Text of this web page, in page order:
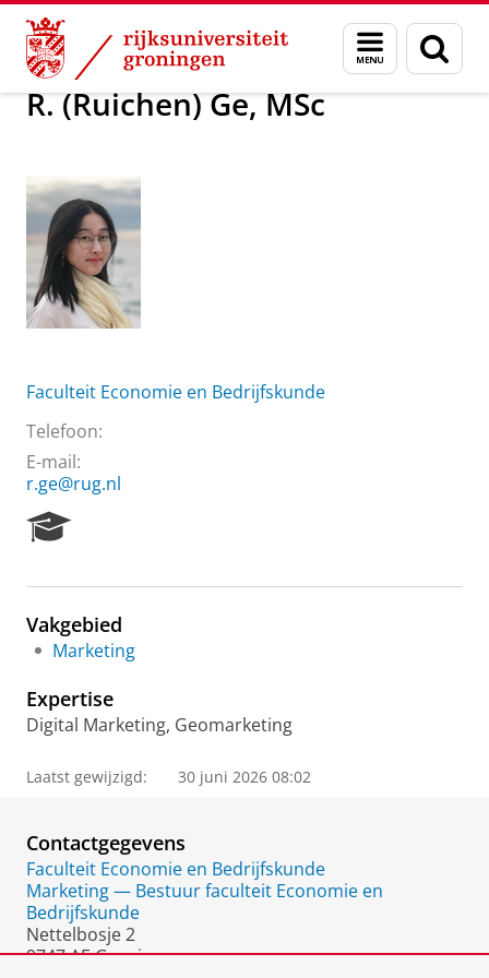
Skip
Content
Skip
Navigation
Menu
en
zoeken
Over ons R. (Ruichen) Ge, MSc
R. (Ruichen) Ge, MSc
Faculteit Economie en Bedrijfskunde
Telefoon:
E-mail:
r.ge@rug.nl
e
r
c
P
o
a
Vakgebied
Marketing
Expertise
Digital Marketing, Geomarketing
Laatst gewijzigd: 30 juni 2026 08:02
Contactgegevens
Faculteit Economie en Bedrijfskunde
Marketing — Bestuur faculteit Economie en
Bedrijfskunde
Nettelbosje 2
9747 AE Groningen